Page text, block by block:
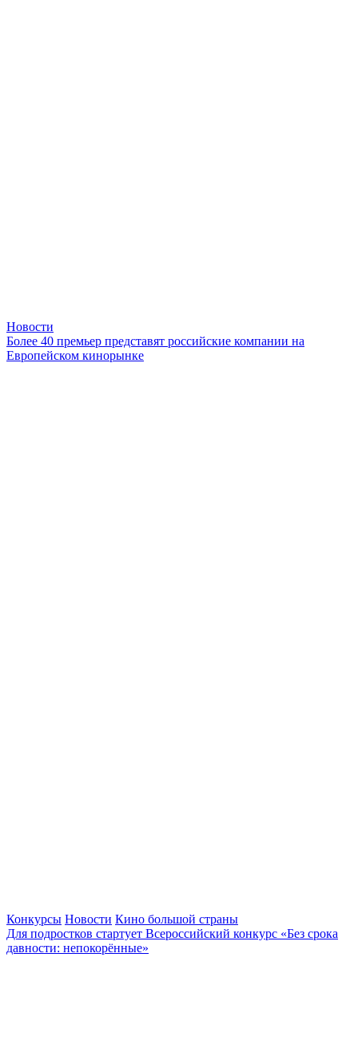
Новости
Более 40 премьер представят российские компании на
Европейском кинорынке
Конкурсы Новости Кино большой страны
Для подростков стартует Всероссийский конкурс «Без срока
давности: непокорённые»